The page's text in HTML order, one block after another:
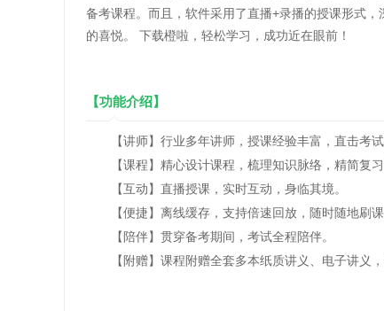
备考课程。而且，软件采用了直播+录播的授课形式
的喜悦。 下载橙啦，轻松学习，成功近在眼前！
【功能介绍】
【讲师】行业多年讲师，授课经验丰富，直击考试
【课程】精心设计课程，梳理知识脉络，精简复习
【互动】直播授课，实时互动，身临其境。
【便捷】离线缓存，支持倍速回放，随时随地刷课
【陪伴】贯穿备考期间，考试全程陪伴。
【附赠】课程附赠全套多本纸质讲义、电子讲义，